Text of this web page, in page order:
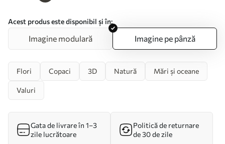
Acest produs este disponibil și în:
Imagine modulară Imagine pe pânză
Flori Copaci 3D Natură Mări și oceane
Valuri
Gata de livrare în 1–3
zile lucrătoare
Politică de returnare
de 30 de zile